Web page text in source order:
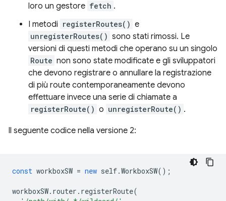
loro un gestore fetch .
I metodi registerRoutes() e
unregisterRoutes() sono stati rimossi. Le
versioni di questi metodi che operano su un singolo
Route non sono state modificate e gli sviluppatori
che devono registrare o annullare la registrazione
di più route contemporaneamente devono
effettuare invece una serie di chiamate a
registerRoute() o unregisterRoute() .
Il seguente codice nella versione 2:
const workboxSW = new self.WorkboxSW();
workboxSW. router . registerRoute(